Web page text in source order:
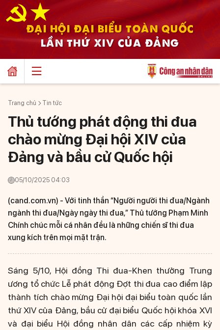
ĐẠI HỘI ĐẠI BIỂU TOÀN QUỐC
LẦN THỨ XIV CỦA ĐẢNG
Trang chủ Tin tức
Thủ tướng phát động thi đua
chào mừng Đại hội XIV của
Đảng và bầu cử Quốc hội
05/10/2025 04:03
(cand.com.vn) - Với tinh thần “Người người thi đua/Ngành
ngành thi đua/Ngày ngày thi đua,” Thủ tướng Phạm Minh
Chính chúc mỗi cá nhân đều là những chiến sĩ thi đua
xung kích trên mọi mặt trận.
Sáng 5/10, Hội đồng Thi đua-Khen thưởng Trung
ương tổ chức Lễ phát động Đợt thi đua cao điểm lập
thành tích chào mừng Đại hội đại biểu toàn quốc lần
thứ XIV của Đảng, bầu cử đại biểu Quốc hội khóa XVI
và đại biểu Hội đồng nhân dân các cấp nhiệm kỳ